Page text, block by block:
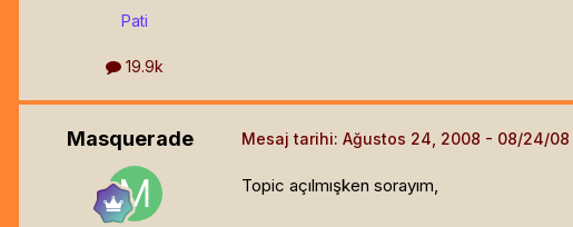
Pati
19.9k
Masquerade Mesaj tarihi: Ağustos 24, 2008
Topic açılmışken sorayım,